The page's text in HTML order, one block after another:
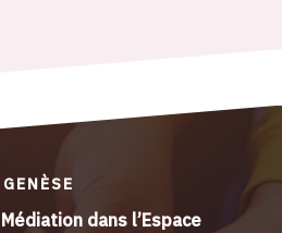
GENÈSE
dans l’Espace